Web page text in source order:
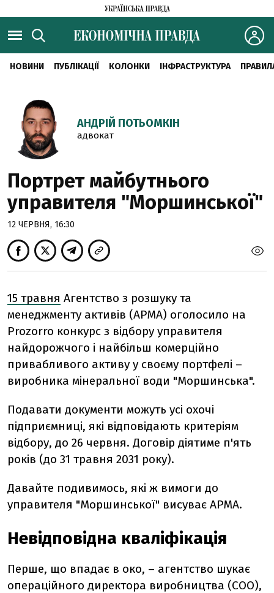
НОВИНИ ПУБЛІКАЦІЇ КОЛОНКИ ІНФРАСТРУКТУРА
АНДРІЙ ПОТЬОМКІН
адвокат
Портрет майбутнього
управителя "Моршинської"
12 ЧЕРВНЯ, 16:30
15 травня Агентство з розшуку та
менеджменту активів (АРМА) оголосило на
Prozorro конкурс з відбору управителя
найдорожчого і найбільш комерційно
привабливого активу у своєму портфелі –
виробника мінеральної води "Моршинська".
Подавати документи можуть усі охочі
підприємниці, які відповідають критеріям
відбору, до 26 червня. Договір діятиме п'ять
років (до 31 травня 2031 року).
Давайте подивимось, які ж вимоги до
управителя "Моршинської" висуває АРМА.
Невідповідна кваліфікація
Перше, що впадає в око, – агентство шукає
операційного директора виробництва (СОО),